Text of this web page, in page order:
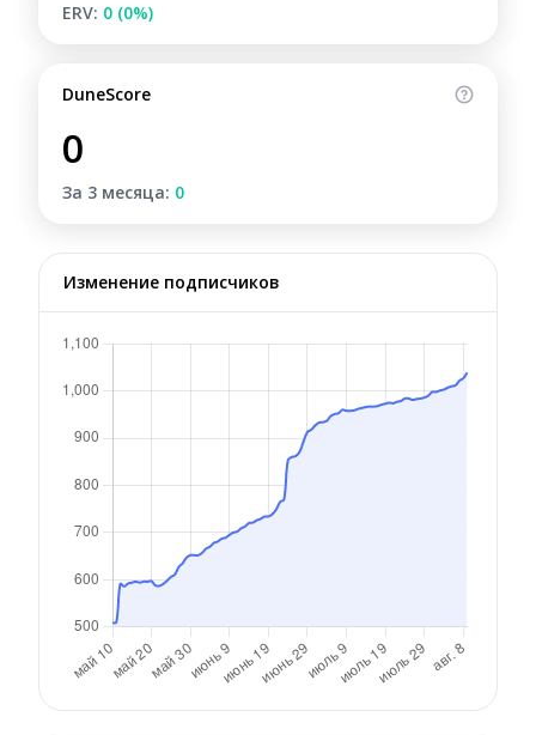
ERV: 0 (0%)
DuneScore
0
За 3 месяца: 0
Изменение подписчиков